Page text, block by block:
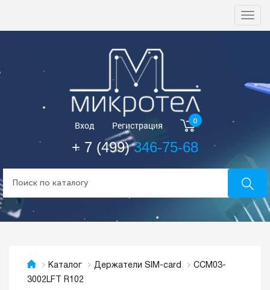
Вход Регистрация 0
+ 7 (499)346-75-68
Каталог Держатели SIM-card
CCM03-
3002LFT R102